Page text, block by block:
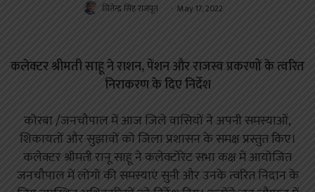
जितेन्द्र सिंह राजपूत May 17, 2022
कलेक्टर श्रीमती साहू ने राशन, पेंशन और राजस्व प्रकरणों के त्वरित
निराकरण के दिए निर्देश
कोरबा /जनचौपाल में आज जिले वासियों ने अपनी समस्याओं,
शिकायतों और सुझावों को जिला प्रशासन के समक्ष प्रस्तुत किए।
कलेक्टर श्रीमती रानू साहू ने कलेक्टोरेट सभा कक्ष में आयोजित
जनचौपाल में लोगों की समस्याएं सुनी और उनके त्वरित निदान के